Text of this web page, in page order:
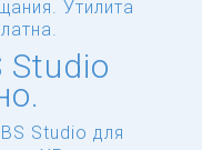
Утилита
Studio
Studio для